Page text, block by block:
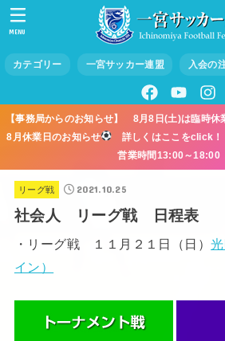
カテゴリー 一宮サッカー連盟 入会の
MENU
【事務局からのお知らせ】 8月8日(土)は臨時休
8月休業日のお知らせ
詳しくはここを
営業時間13:00～
リーグ戦 2021.10.25
社会人 リーグ戦 日程表
・リーグ戦 １１月２１日（日）
イン）